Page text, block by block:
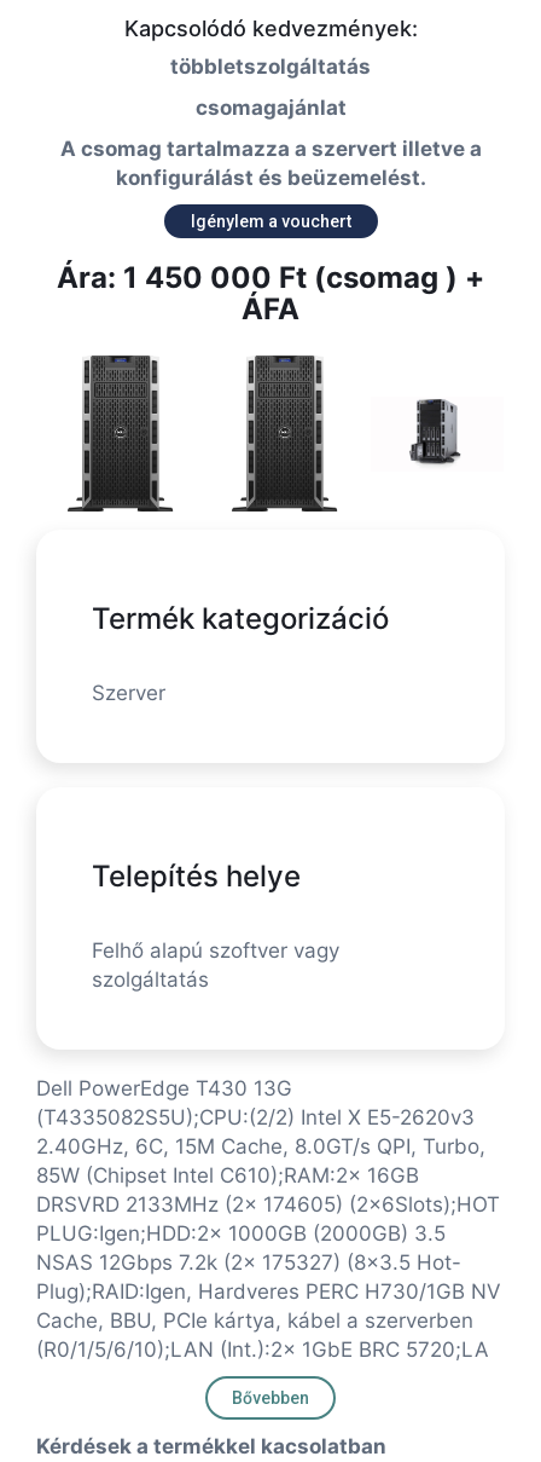
Kapcsolódó kedvezmények:
többletszolgáltatás
csomagajánlat
A csomag tartalmazza a szervert illetve a
konfigurálást és beüzemelést.
Igénylem a vouchert
Ára: 1 450 000 Ft (csomag ) +
ÁFA
Termék kategorizáció
Szerver
Telepítés helye
Felhő alapú szoftver vagy
szolgáltatás
Dell PowerEdge T430 13G
(T4335082S5U);CPU:(2/2) Intel X E5-2620v3
2.40GHz, 6C, 15M Cache, 8.0GT/s QPI, Turbo,
85W (Chipset Intel C610);RAM:2x 16GB
DRSVRD 2133MHz (2x 174605) (2x6Slots);HOT
PLUG:Igen;HDD:2x 1000GB (2000GB) 3.5
NSAS 12Gbps 7.2k (2x 175327) (8x3.5 Hot-
Plug);RAID:Igen, Hardveres PERC H730/1GB NV
Cache, BBU, PCIe kártya, kábel a szerverben
(R0/1/5/6/10);LAN (Int.):2x 1GbE BRC 5720;LA
Bővebben
Kérdések a termékkel kacsolatban